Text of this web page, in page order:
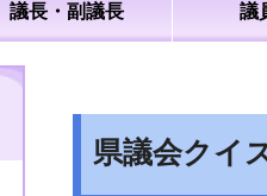
議長・副議長 議
県議会クイ